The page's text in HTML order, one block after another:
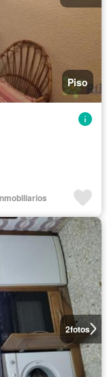
Piso
2fotos